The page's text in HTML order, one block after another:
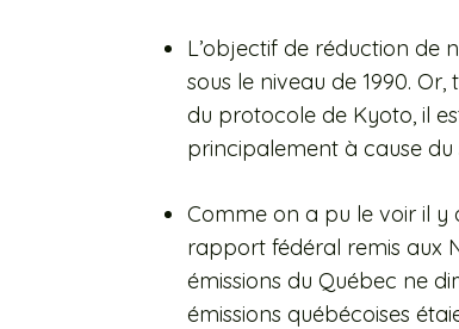
L’objectif de réduction de
sous le niveau de 1990.
du protocole de Kyoto, il
principalement à cause
Comme on a pu le voir il y
rapport fédéral remis aux
émissions du Québec ne
émissions québécoises